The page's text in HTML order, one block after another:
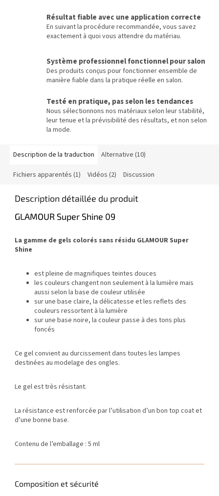
Résultat fiable avec une application correcte
En suivant la procédure recommandée, vous savez
exactement à quoi vous attendre du matériau.
Système professionnel fonctionnel pour salon
Des produits conçus pour fonctionner ensemble de
manière fiable dans la pratique réelle en salon.
Testé en pratique, pas selon les tendances
Nous sélectionnons nos matériaux selon leur stabilité,
leur tenue et la prévisibilité des résultats, et non selon
la mode.
Description de la traduction Alternative (10)
Fichiers apparentés (1) Vidéos (2) Discussion
Description détaillée du produit
GLAMOUR Super Shine 09
La gamme de gels colorés sans résidu GLAMOUR Super
Shine
est pleine de magnifiques teintes douces
les couleurs changent non seulement à la lumière mais
aussi selon la base de couleur utilisée
sur une base claire, la délicatesse et les reflets des
couleurs ressortent à la lumière
sur une base noire, la couleur passe à des tons plus
foncés
Ce gel convient au durcissement dans toutes les lampes
destinées au modelage des ongles.
Le gel est très résistant.
La résistance est renforcée par l’utilisation d’un bon top coat et
d’une bonne base.
Contenu de l’emballage : 5 ml
Composition et sécurité